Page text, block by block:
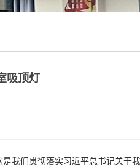
吸顶灯
我们贯彻落实习近平总书记关于